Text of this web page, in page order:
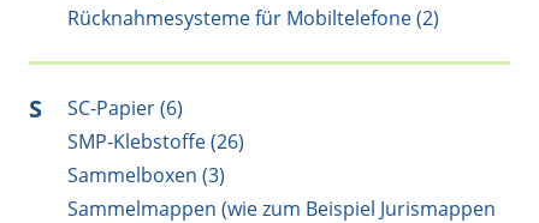
Rücknahmesysteme für Mobiltelefone (2)
S
SC-Papier (6)
SMP-Klebstoffe (26)
Sammelboxen (3)
Sammelmappen (wie zum Beispiel Jurismappen